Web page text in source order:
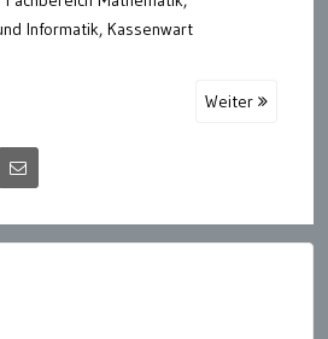
Informatik, Kassenwart
Weiter